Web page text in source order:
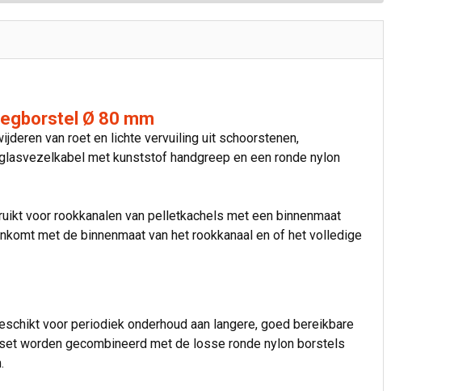
Ø 80 mm
van roet en lichte vervuiling uit schoorstenen,
met kunststof handgreep en een ronde nylon
voor rookkanalen van pelletkachels met een binnenmaat
met de binnenmaat van het rookkanaal en of het volledige
voor periodiek onderhoud aan langere, goed bereikbare
worden gecombineerd met de losse ronde nylon borstels